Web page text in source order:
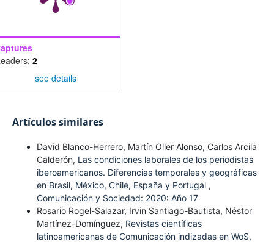
2
see details
Artículos similares
David Blanco-Herrero, Martín Oller Alonso, Carlos Arcila
Calderón, Las condiciones laborales de los periodistas
iberoamericanos. Diferencias temporales y geográficas
en Brasil, México, Chile, España y Portugal ,
Comunicación y Sociedad: 2020: Año 17
Rosario Rogel-Salazar, Irvin Santiago-Bautista, Néstor
Martínez-Domínguez, Revistas científicas
latinoamericanas de Comunicación indizadas en WoS,